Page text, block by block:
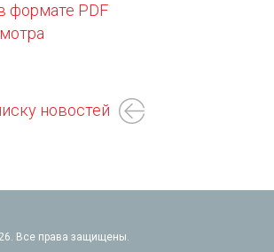
формате PDF
новостей
Все права защищены.